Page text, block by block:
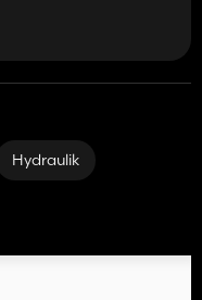
Hydraulik